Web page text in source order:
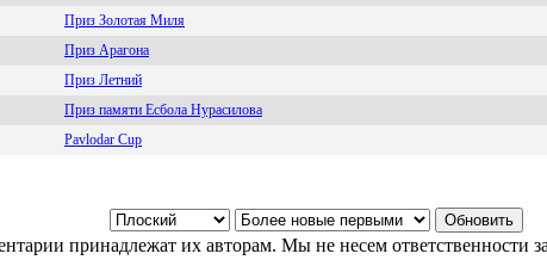
Приз Золотая Миля
Приз Арагона
Приз Летний
Приз памяти Есбола Нурасилова
Pavlodar Cup
принадлежат их авторам. Мы не несем ответственности